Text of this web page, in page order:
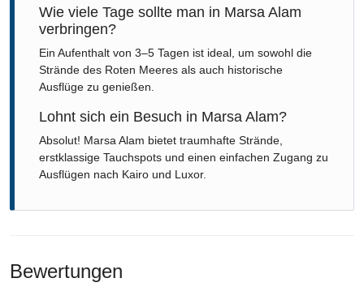
Wie viele Tage sollte man in Marsa Alam
verbringen?
Ein Aufenthalt von 3–5 Tagen ist ideal, um sowohl die
Strände des Roten Meeres als auch historische
Ausflüge zu genießen.
Lohnt sich ein Besuch in Marsa Alam?
Absolut! Marsa Alam bietet traumhafte Strände,
erstklassige Tauchspots und einen einfachen Zugang zu
Ausflügen nach Kairo und Luxor.
Bewertungen